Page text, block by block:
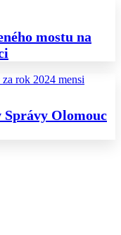
mostu na
Správy Olomouc